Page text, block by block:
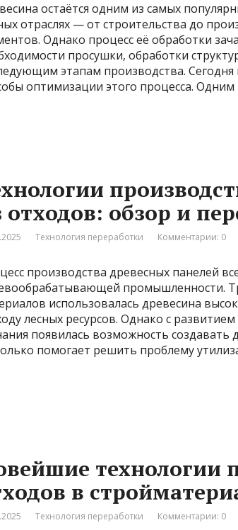
остаётся одним из самых
отраслях — от строительства до
Однако процесс её обработки
просушки, обработки
этапам производства.
оптимизации этого процесса. Одним
отходов: обзор и
Технология переработки Комментарии: 0
производства древесных панелей
промышленности.
использовалась древесина
лесных ресурсов. Однако с
появилась возможность создавать
помогает решить проблему
технологии
в
Технология переработки Комментарии: 0